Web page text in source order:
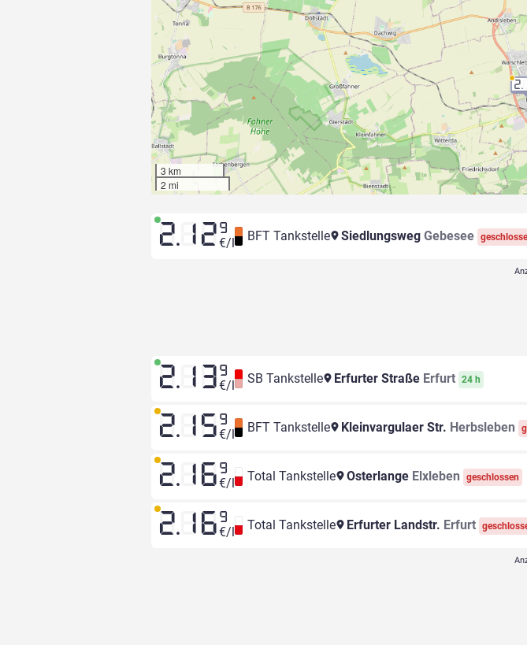
3 km
2 mi
2.12 9
€/l BFT Tankstelle Siedlungsweg Gebesee
2.13 9
€/l SB Tankstelle Erfurter Straße Erfurt 24 h
2.15 9
€/l BFT Tankstelle Kleinvargulaer Str. Herbsleben
2.16 9
€/l Total Tankstelle Osterlange Elxleben geschlossen
2.16 9
€/l Total Tankstelle Erfurter Landstr. Erfurt